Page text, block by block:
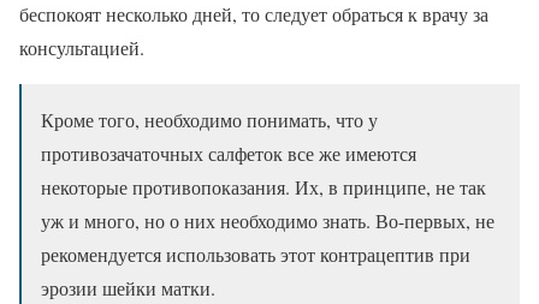
беспокоят несколько дней, то следует обраться к врачу за
консультацией.
Кроме того, необходимо понимать, что у
противозачаточных салфеток все же имеются
некоторые противопоказания. Их, в принципе, не так
уж и много, но о них необходимо знать. Во-первых, не
рекомендуется использовать этот контрацептив при
эрозии шейки матки.